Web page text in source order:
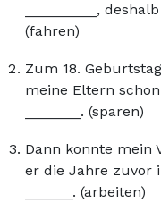
_________,
(fahren)
Zum 18.
meine Eltern schon
_______. (sparen)
Dann konnte mein
er die Jahre zuvor
______. (arbeiten)